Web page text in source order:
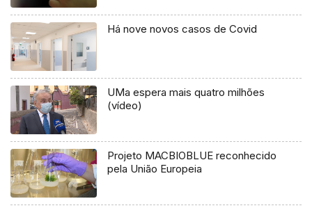
Há nove novos casos de Covid
UMa espera mais quatro milhões
(vídeo)
Projeto MACBIOBLUE reconhecido
pela União Europeia